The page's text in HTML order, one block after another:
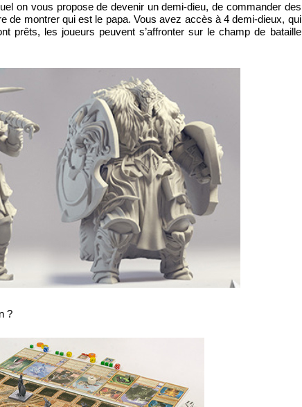
on vous propose de devenir un demi-dieu, de commander des
de montrer qui est le papa. Vous avez accès à 4 demi-dieux, qui
prêts, les joueurs peuvent s’affronter sur le champ de bataille
?